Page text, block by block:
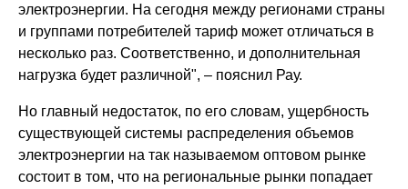
электроэнергии. На сегодня между регионами страны
и группами потребителей тариф может отличаться в
несколько раз. Соответственно, и дополнительная
нагрузка будет различной", – пояснил Рау.
Но главный недостаток, по его словам, ущербность
существующей системы распределения объемов
электроэнергии на так называемом оптовом рынке
состоит в том, что на региональные рынки попадает